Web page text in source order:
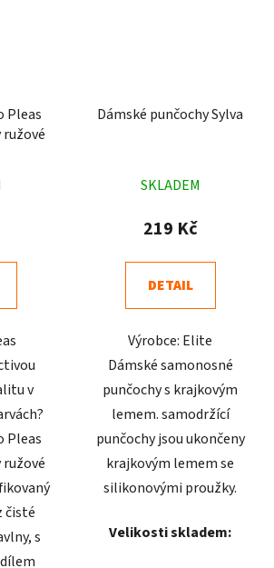
Pleas
v
Pleas
čisté
s
Dámské punčochy Sylva
hodnocení
produktu
4,9
z
hvězdiček.
SKLADEM
219 Kč
DETAIL
Výrobce: Elite
Dámské samonosné
punčochy s krajkovým
lemem. samodržící
punčochy jsou ukončeny
krajkovým lemem se
silikonovými proužky.
Velikosti skladem: